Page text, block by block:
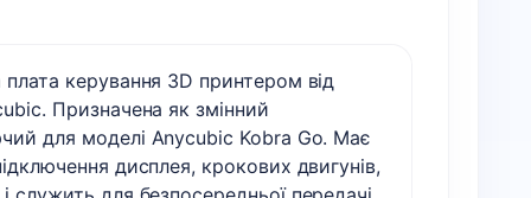
плата керування 3D принтером від
Призначена як змінний
для моделі Anycubic Kobra Go. Має
дисплея, крокових двигунів,